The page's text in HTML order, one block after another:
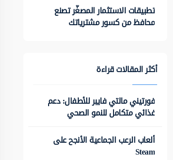
تطبيقات الاستثمار المصغّر تصنع
محافظ من كسور مشترياتك
أكثر المقالات قراءة
فورتيني مالتي فايبر للأطفال: دعم
غذائي متكامل للنمو الصحي
ألعاب الرعب الجماعية الأنجح على
Steam